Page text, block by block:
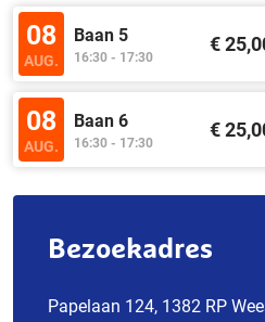
08
AUG.
Baan 5
16:30 - 17:30
€
08
AUG.
Baan 6
16:30 - 17:30
€
Bezoekadres
Papelaan 124, 1382 RP